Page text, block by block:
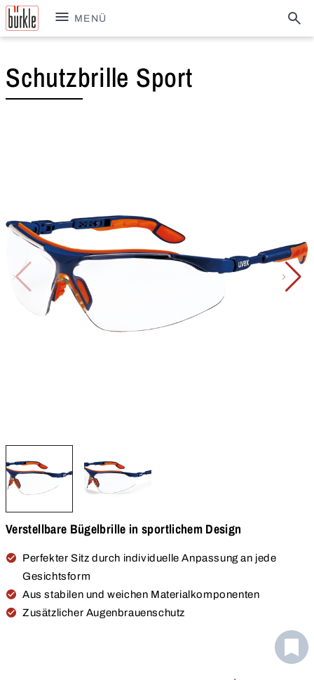
MENÜ
Schutzbrille Sport
Verstellbare Bügelbrille in sportlichem Design
Perfekter Sitz durch individuelle Anpassung an jede
Gesichtsform
Aus stabilen und weichen Materialkomponenten
Zusätzlicher Augenbrauenschutz